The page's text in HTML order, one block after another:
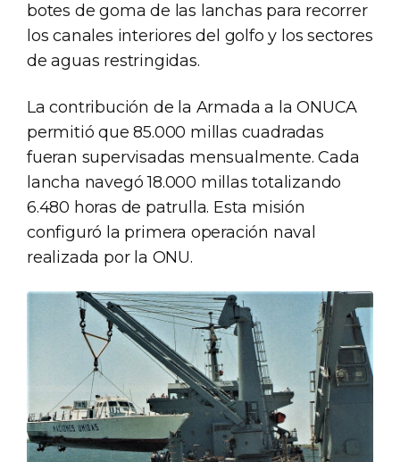
botes de goma de las lanchas para recorrer
los canales interiores del golfo y los sectores
de aguas restringidas.
La contribución de la Armada a la ONUCA
permitió que 85.000 millas cuadradas
fueran supervisadas mensualmente. Cada
lancha navegó 18.000 millas totalizando
6.480 horas de patrulla. Esta misión
configuró la primera operación naval
realizada por la ONU.